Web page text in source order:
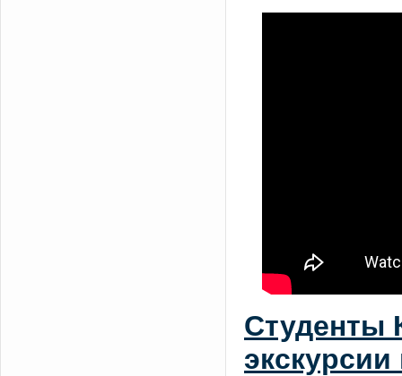
Студенты